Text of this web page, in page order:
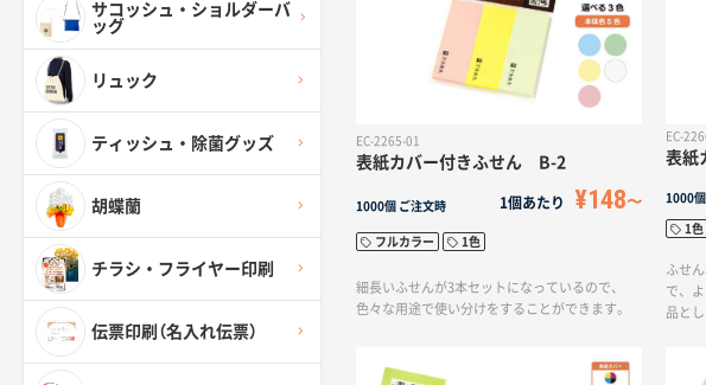
サコッシュ・ショルダーバ
ッグ
リュック
ティッシュ・除菌グッズ
胡蝶蘭
チラシ・フライヤー印刷
伝票印刷（名入れ伝票）
EC-2265-01
表紙カバー付きふせん B-2
1000個 ご注文時 1個あたり ¥148
フルカラー 1色
細長いふせんが3本セットになっているので、
色々な用途で使い分けをすることができます。
EC-
表紙
1000個
1色
ふせ
で、
品と